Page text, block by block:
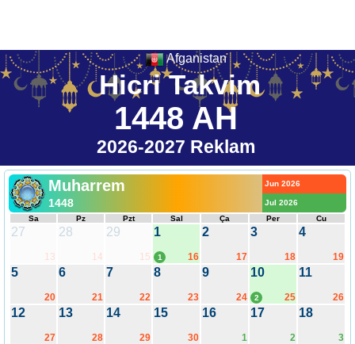
Afganistan
Hicri Takvim
1448 AH
2026-2027 Reklam
Muharrem
1448
Jun 2026
Jul 2026
Sa
Pz Pzt Sal Ça Per Cu
27
13
28
14
29
15
1
16
1
2
17
3
18
4
19
5
20
6
21
7
22
8
23
9
24
10
25
2
11
26
12
27
13
28
14
29
15
30
16
1
17
2
18
3